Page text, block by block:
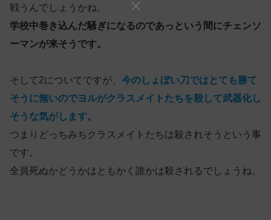
戦うんでしょうかね。
学校中巻き込んだ騒ぎになるのであっという間にチェンソ
ーマンが来そうです。
そして2についてですが、 今のしょぼい刀ではとても勝て
そうに無いのでヨルがクラスメイトたちを殺して武器化し
そうな気がします。
つまりどっちみちクラスメイトたちは殺されそうという事
です。
全員死ぬかどうかはともかく誰かは殺されるでしょうね。